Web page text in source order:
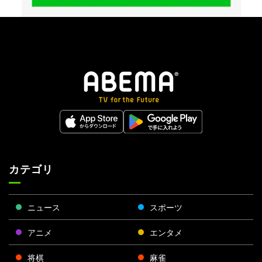
カテゴリ
ニュース スポーツ
アニメ エンタメ
将棋 麻雀